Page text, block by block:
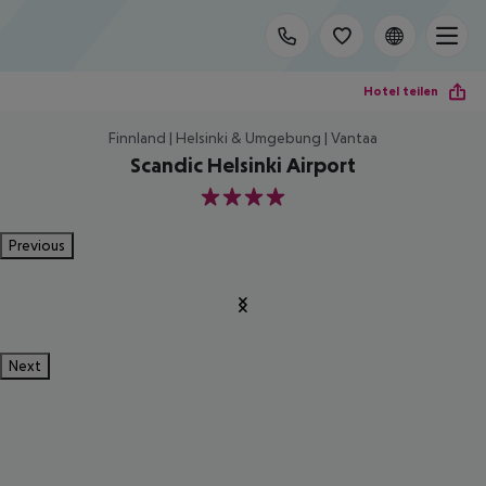
Hotel teilen
Finnland | Helsinki & Umgebung | Vantaa
Scandic Helsinki Airport
4
Previous
Next